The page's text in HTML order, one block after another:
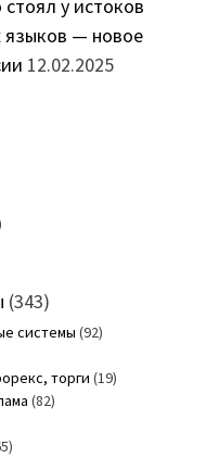
у истоков
языков — новое
12.02.2025
(343)
системы (92)
торги (19)
(82)